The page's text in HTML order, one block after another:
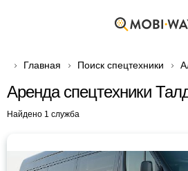
Главная Поиск спецтехники
Аренда спецтехники
Найдено 1 служба